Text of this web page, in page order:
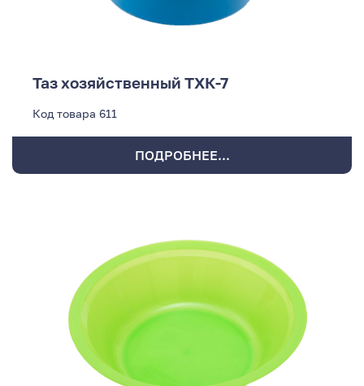
Таз хозяйственный ТХК-7
Код товара 611
ПОДРОБНЕЕ...